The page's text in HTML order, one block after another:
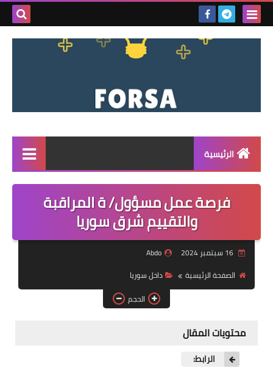
بحث
الرئيسية
القائمة
مناقصات
فرص عمل داخل سوريا
فرص عمل في العراق
فرص عمل في اليمن
فرصة عمل مسؤول/ ة المراقبة
والتقييم شرق سوريا
16 سبتمبر 2024
Abdo
الصفحة الرئيسية
داخل سوريا
الحجم
محتويات المقال
الرابط: